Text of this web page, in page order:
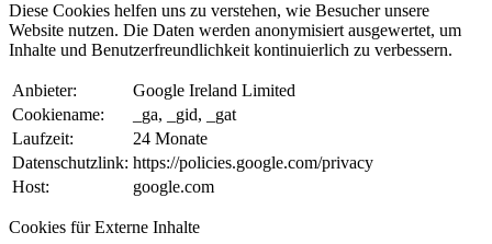
Diese Cookies helfen uns zu verstehen, wie Besucher unsere
Website nutzen. Die Daten werden anonymisiert ausgewertet, um
Inhalte und Benutzerfreundlichkeit kontinuierlich zu verbessern.
Anbieter:
Google Ireland Limited
Cookiename:
_ga, _gid, _gat
Laufzeit:
24 Monate
Datenschutzlink: https://policies.google.com/privacy
Host:
google.com
Cookies für Externe Inhalte